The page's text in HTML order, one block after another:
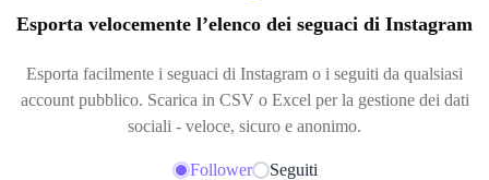
Esporta velocemente l’elenco dei seguaci di Instagram
Esporta facilmente i seguaci di Instagram o i seguiti da qualsiasi
account pubblico. Scarica in CSV o Excel per la gestione dei dati
sociali - veloce, sicuro e anonimo.
Follower Seguiti